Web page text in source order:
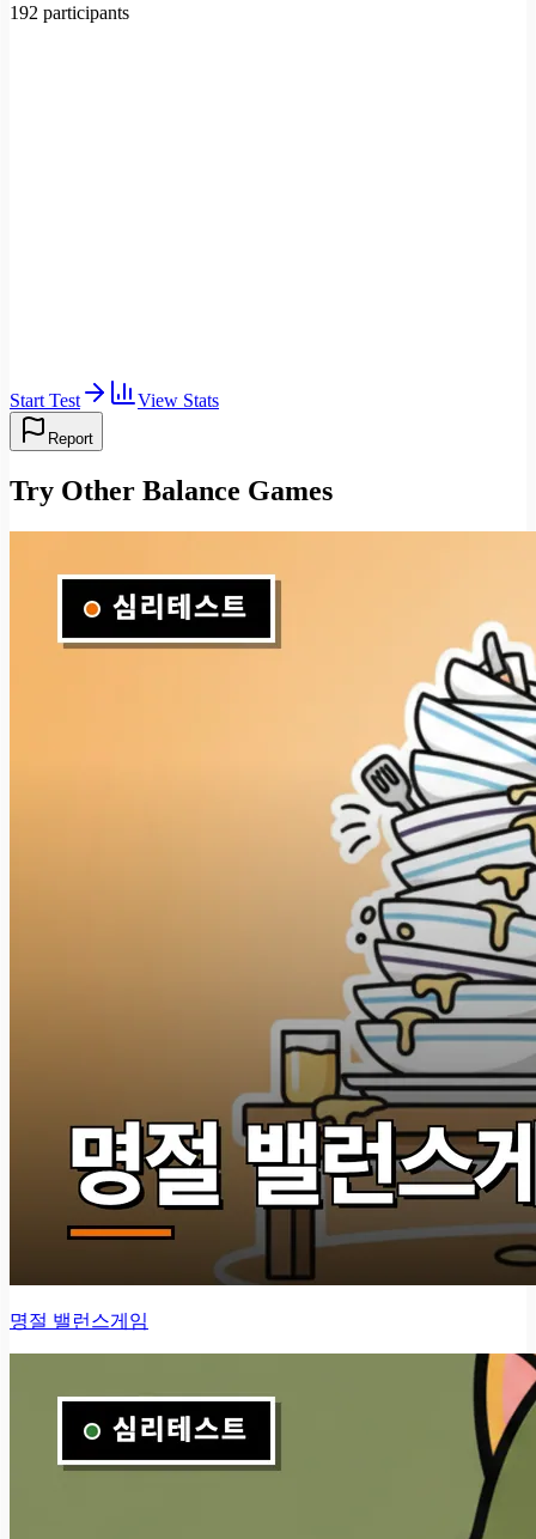
192 participants
Start Test View Stats
Report
Try Other Balance Games
명절 밸런스게임